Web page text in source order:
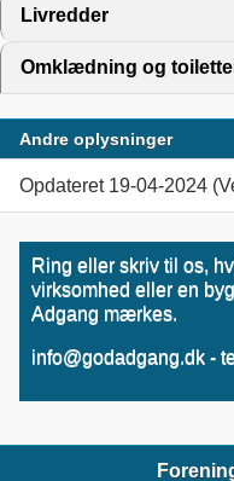
Livredder
Omklædning og
Andre oplysninger
Opdateret 19-04-2024
Ring eller skriv til os,
virksomhed eller en
Adgang mærkes.
info@godadgang.dk -